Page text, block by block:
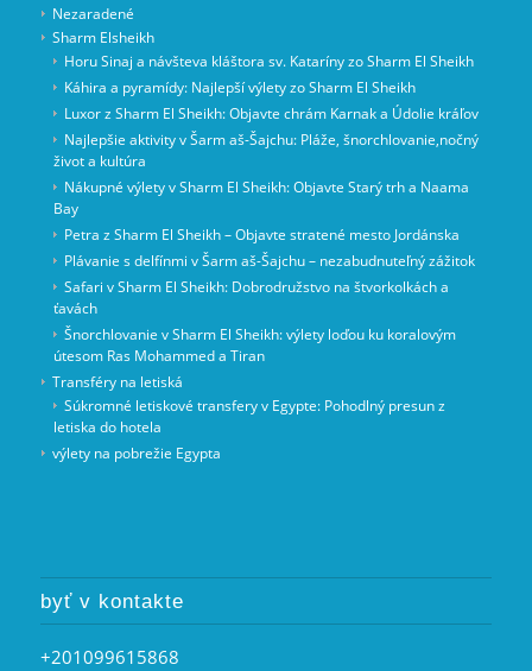
Nezaradené
Sharm Elsheikh
Horu Sinaj a návšteva kláštora sv. Kataríny zo Sharm El Sheikh
Káhira a pyramídy: Najlepší výlety zo Sharm El Sheikh
Luxor z Sharm El Sheikh: Objavte chrám Karnak a Údolie kráľov
Najlepšie aktivity v Šarm aš-Šajchu: Pláže, šnorchlovanie,nočný
život a kultúra
Nákupné výlety v Sharm El Sheikh: Objavte Starý trh a Naama
Bay
Petra z Sharm El Sheikh – Objavte stratené mesto Jordánska
Plávanie s delfínmi v Šarm aš-Šajchu – nezabudnuteľný zážitok
Safari v Sharm El Sheikh: Dobrodružstvo na štvorkolkách a
ťavách
Šnorchlovanie v Sharm El Sheikh: výlety loďou ku koralovým
útesom Ras Mohammed a Tiran
Transféry na letiská
Súkromné letiskové transfery v Egypte: Pohodlný presun z
letiska do hotela
výlety na pobrežie Egypta
byť v kontakte
+201099615868